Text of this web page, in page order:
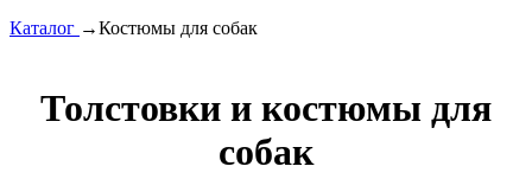
Каталог →Костюмы для собак
Толстовки и костюмы для
собак